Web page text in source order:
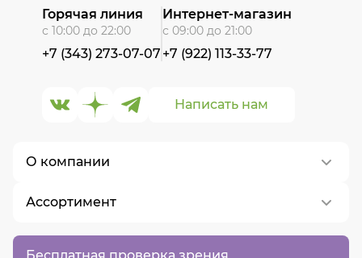
Бесплатная проверка зрения
О компании
О нас
Контакты
Ассортимент
Написать нам
Горячая линия
с 10:00 до 22:00
+7 (343) 273-07-07
Интернет-магазин
с 09:00 до 21:00
+7 (922) 113-33-77